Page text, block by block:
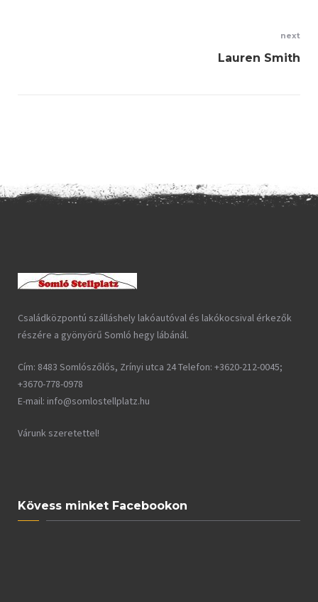
next
Lauren Smith
Családközpontú szálláshely lakóautóval és lakókocsival érkezők
részére a gyönyörű Somló hegy lábánál.
Cím: 8483 Somlószőlős, Zrínyi utca 24 Telefon: +3620-212-0045;
+3670-778-0978
E-mail: info@somlostellplatz.hu
Várunk szeretettel!
Kövess minket Facebookon